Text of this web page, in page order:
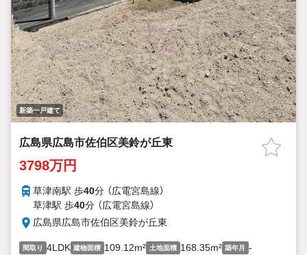
新築一戸建て
広島県広島市佐伯区美鈴が丘東
3798万円
草津南駅 歩40分 （広電宮島線）
草津駅 歩40分 （広電宮島線）
広島県広島市佐伯区美鈴が丘東
間取り 4LDK 建物面積 109.12m² 土地面積 168.35m² 築年月 -